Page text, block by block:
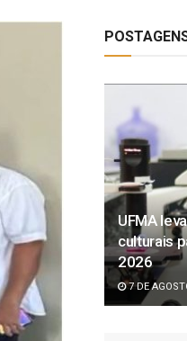
UFMA
culturais
2026
7 DE